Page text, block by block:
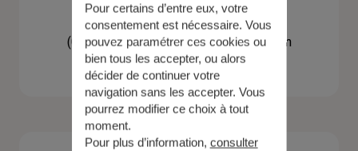
Contacter un agent
(Obtenir un devis, une information, faire un
bilan...)
Pour certains d’entre eux, votre
consentement est nécessaire. Vous
pouvez paramétrer ces cookies ou
bien tous les accepter, ou alors
décider de continuer votre
navigation sans les accepter. Vous
pourrez modifier ce choix à tout
moment.
Pour plus d’information, consulter